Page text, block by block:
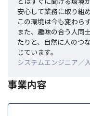
安心して業務に取り組
この環境は今も変わら
また、趣味の合う人同
たりと、自然に人のつ
じています。
システムエンジニア／
事業内容